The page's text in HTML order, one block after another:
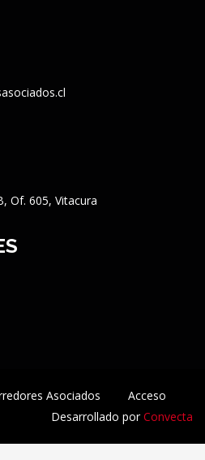
Of. 605, Vitacura
Asociados
Acceso
Desarrollado porConvecta